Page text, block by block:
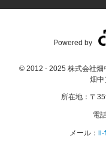
© 2012 - 2025 株式会社畑
畑中
所在地：〒
電
メール： ii-
Powered by